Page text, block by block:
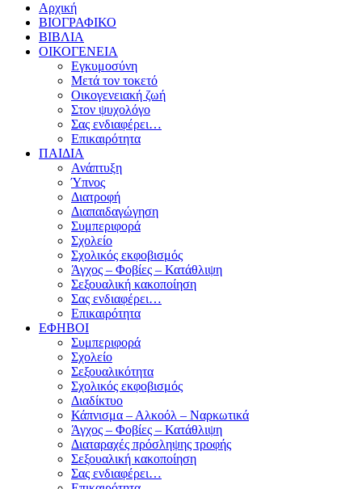
Αρχική
ΒΙΟΓΡΑΦΙΚΟ
ΒΙΒΛΙΑ
ΟΙΚΟΓΕΝΕΙΑ
Εγκυμοσύνη
Μετά τον τοκετό
Οικογενειακή ζωή
Στον ψυχολόγο
Σας ενδιαφέρει…
Επικαιρότητα
ΠΑΙΔΙΑ
Ανάπτυξη
Ύπνος
Διατροφή
Διαπαιδαγώγηση
Συμπεριφορά
Σχολείο
Σχολικός εκφοβισμός
Άγχος – Φοβίες – Κατάθλιψη
Σεξουαλική κακοποίηση
Σας ενδιαφέρει…
Επικαιρότητα
ΕΦΗΒΟΙ
Συμπεριφορά
Σχολείο
Σεξουαλικότητα
Σχολικός εκφοβισμός
Διαδίκτυο
Κάπνισμα – Αλκοόλ – Ναρκωτικά
Άγχος – Φοβίες – Κατάθλιψη
Διαταραχές πρόσληψης τροφής
Σεξουαλική κακοποίηση
Σας ενδιαφέρει…